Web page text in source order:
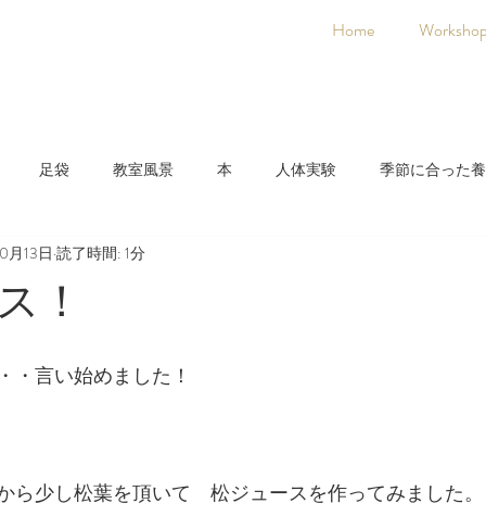
Home Workshop
足袋 教室風景 本 人体実験 季節に合った
日本人に合った養生法
！
月13日 読了時間: 1分
・言い始めました！
ら少し松葉を頂いて　松ジュースを作ってみました。